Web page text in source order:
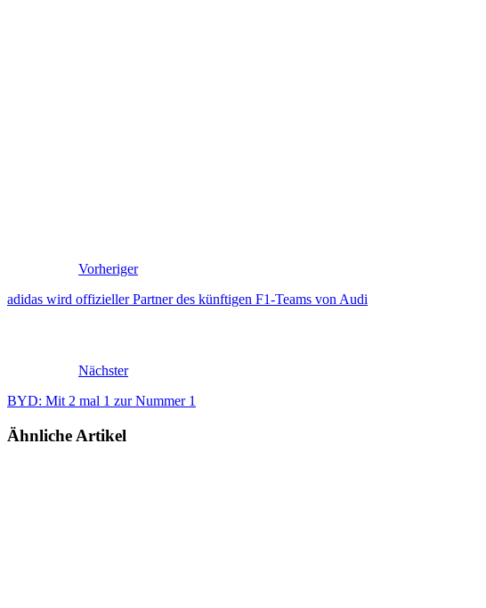
Vorheriger
adidas wird offizieller Partner des künftigen F1-Teams von Audi
Nächster
BYD: Mit 2 mal 1 zur Nummer 1
Ähnliche Artikel